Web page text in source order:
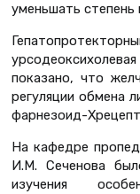
уменьшать степень
показано, что
регуляции обмена
фарнезоид-
На кафедре
И.М. Сеченова
изучения